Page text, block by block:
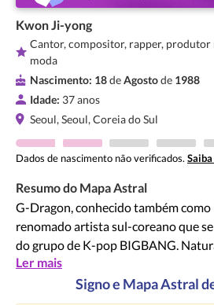
Kwon Ji-yong
Cantor, compositor, rapper, produtor
moda
Nascimento: 18deAgostode 1988
Idade: 37 anos
Seoul, Seoul, Coreia do Sul
Dados de nascimento não verificados.
Resumo do Mapa Astral
G-Dragon, conhecido também
renomado artista sul-coreano que
do grupo de K-pop BIGBANG.
Ler mais
Signo e Mapa Astral